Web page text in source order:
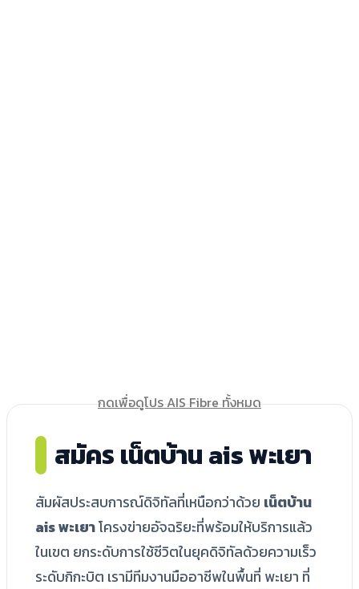
กดเพื่อดูโปร AIS Fibre ทั้งหมด
สมัคร เน็ตบ้าน ais พะเยา
สัมผัสประสบการณ์ดิจิทัลที่เหนือกว่าด้วย เน็ตบ้าน
ais พะเยาโครงข่ายอัจฉริยะที่พร้อมให้บริการแล้ว
ในเขต ยกระดับการใช้ชีวิตในยุคดิจิทัลด้วยความเร็ว
ระดับกิกะบิต เรามีทีมงานมืออาชีพในพื้นที่ พะเยา ที่